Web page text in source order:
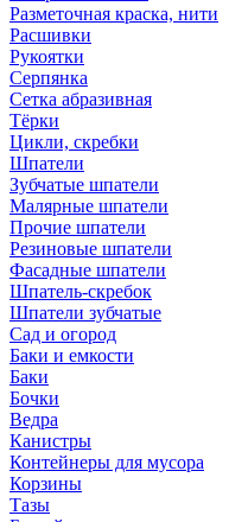
Разметочная краска, нити
Расшивки
Рукоятки
Серпянка
Сетка абразивная
Тёрки
Цикли, скребки
Шпатели
Зубчатые шпатели
Малярные шпатели
Прочие шпатели
Резиновые шпатели
Фасадные шпатели
Шпатель-скребок
Шпатели зубчатые
Сад и огород
Баки и емкости
Баки
Бочки
Ведра
Канистры
Контейнеры для мусора
Корзины
Тазы